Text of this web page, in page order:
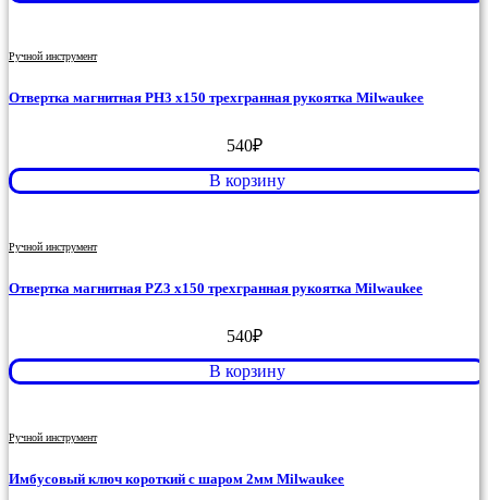
Ручной инструмент
Отвертка магнитная PH3 x150 трехгранная рукоятка Milwaukee
540₽
В корзину
Ручной инструмент
Отвертка магнитная PZ3 x150 трехгранная рукоятка Milwaukee
540₽
В корзину
Ручной инструмент
Имбусовый ключ короткий с шаром 2мм Milwaukee